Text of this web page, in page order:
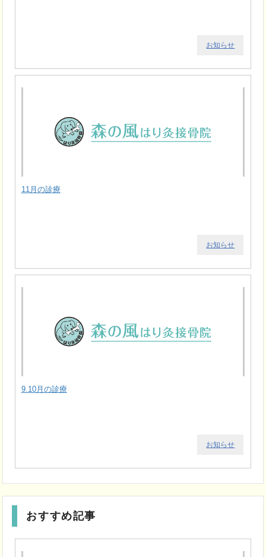
お知らせ
11月の診療
お知らせ
9.10月の診療
お知らせ
おすすめ記事